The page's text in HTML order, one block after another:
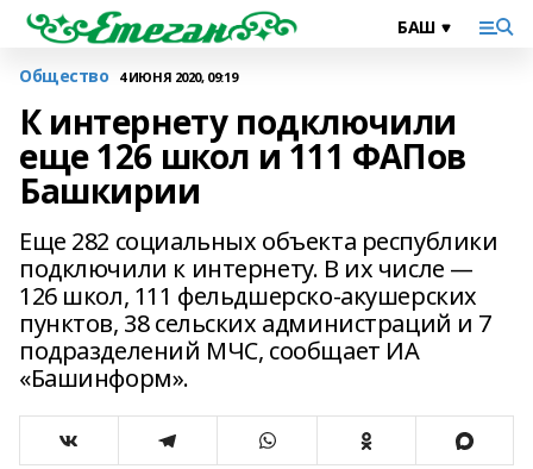
Общество 4 ИЮНЯ 2020, 09:19
К интернету подключили
еще 126 школ и 111 ФАПов
Башкирии
Еще 282 социальных объекта республики
подключили к интернету. В их числе —
126 школ, 111 фельдшерско-акушерских
пунктов, 38 сельских администраций и 7
подразделений МЧС, сообщает ИА
«Башинформ».